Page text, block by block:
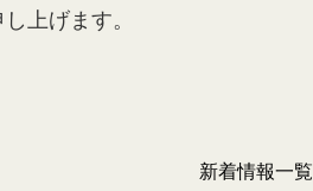
上げます。
新着情報一覧